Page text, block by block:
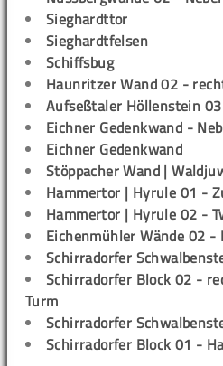
Sieghardttor
Sieghardtfelsen
Schiffsbug
Haunritzer Wand 02 -
Aufseßtaler Höllenstein
Eichner Gedenkwand -
Eichner Gedenkwand
Stöppacher Wand |
Hammertor | Hyrule 01 -
Hammertor | Hyrule 02 -
Eichenmühler Wände 02 -
Schirradorfer
Schirradorfer Block 02 -
Turm
Schirradorfer
Schirradorfer Block 01 -